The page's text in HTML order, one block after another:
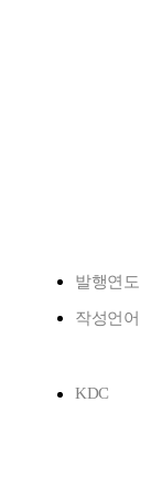
발행연도
작성언어
KDC